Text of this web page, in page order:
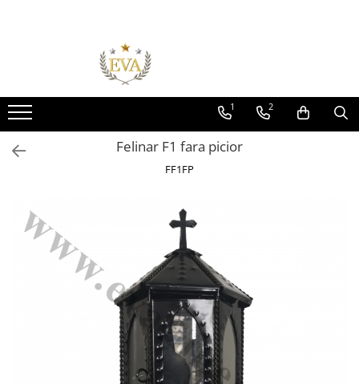
Toate Produsele
Monumente funerare
Cumperi acum platesti mai tarziu
Monumente marmura
Monumente granit
Vaze funerare
Cruce metalica
Cruci marmura
1 2
Felinar F1 fara picior
FF1FP